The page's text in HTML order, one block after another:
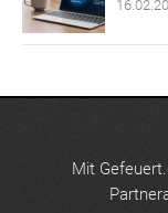
Mit